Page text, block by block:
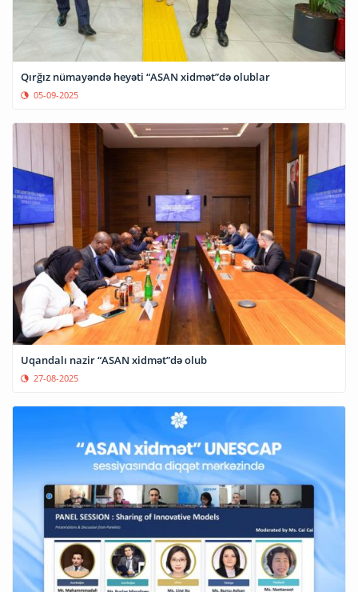
Qırğız nümayəndə heyəti “ASAN xidmət”də olublar
05-09-2025
Uqandalı nazir “ASAN xidmət”də olub
27-08-2025